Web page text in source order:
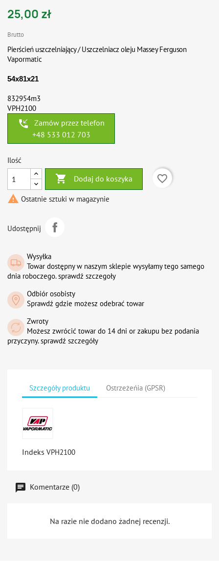
25,00 zł
Brutto
Pierścień uszczelniający / Uszczelniacz oleju Massey Ferguson
Vapormatic
54x81x21
832954m3
VPH2100
phone_callback
Zamów przez telefon
+48 533 012 703
Ilość
 Dodaj do koszyka
favorite_border
 Ostatnie sztuki w magazynie
Udostępnij
Wysyłka
Towar dostępny w naszym sklepie wysyłamy tego samego
dnia roboczego. sprawdź szczegoły
Odbiór osobisty
Sprawdź gdzie możesz odebrać towar
Zwroty
Możesz zwrócić towar do 14 dni or zakupu bez podania
przyczyny. sprawdź szczegóły
Szczegóły produktu Ostrzeżeńia (GPSR)
Indeks VPH2100
Komentarze (0)
Na razie nie dodano żadnej recenzji.